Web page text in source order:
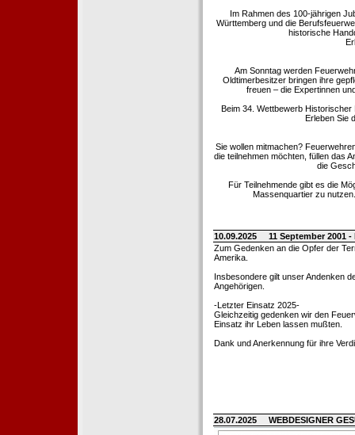
Im Rahmen des 100-jährigen
Württemberg und die
historische
Am Sonntag werden
Oldtimerbesitzer bringen ihre
freuen – die Expertinnen
Beim 34. Wettbewerb
Erleben Sie
Sie wollen mitmachen?
die teilnehmen möchten, füllen das
die
Für Teilnehmende gibt es die
Massenquartier zu
10.09.2025
11 September 2001
Zum Gedenken an die Opfer der
Amerika.
Insbesondere gilt unser Andenken
Angehörigen.
-Letzter Einsatz 2025-
Gleichzeitig gedenken wir den
Einsatz ihr Leben lassen mußten.
Dank und Anerkennung für ihre
28.07.2025 WEBDESIGNER